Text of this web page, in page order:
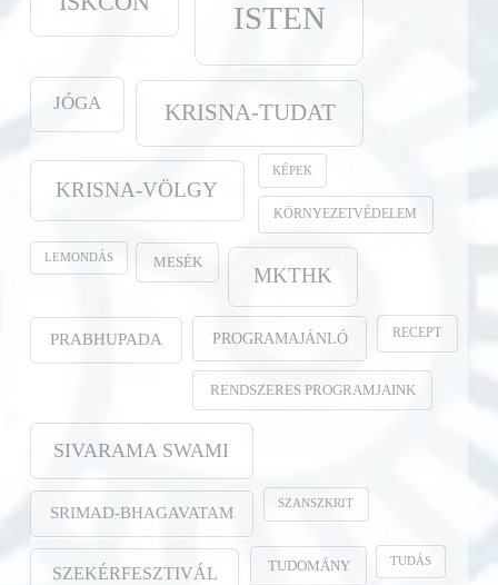
ISTEN
JÓGA KRISNA-TUDAT
KRISNA-VÖLGY
KÉPEK
KÖRNYEZETVÉDELEM
LEMONDÁS MESÉK
MKTHK
PRABHUPADA PROGRAMAJÁNLÓ RECEPT
RENDSZERES PROGRAMJAINK
SIVARAMA SWAMI
SRIMAD-BHAGAVATAM SZANSZKRIT
SZEKÉRFESZTIVÁL TUDOMÁNY TUDÁS